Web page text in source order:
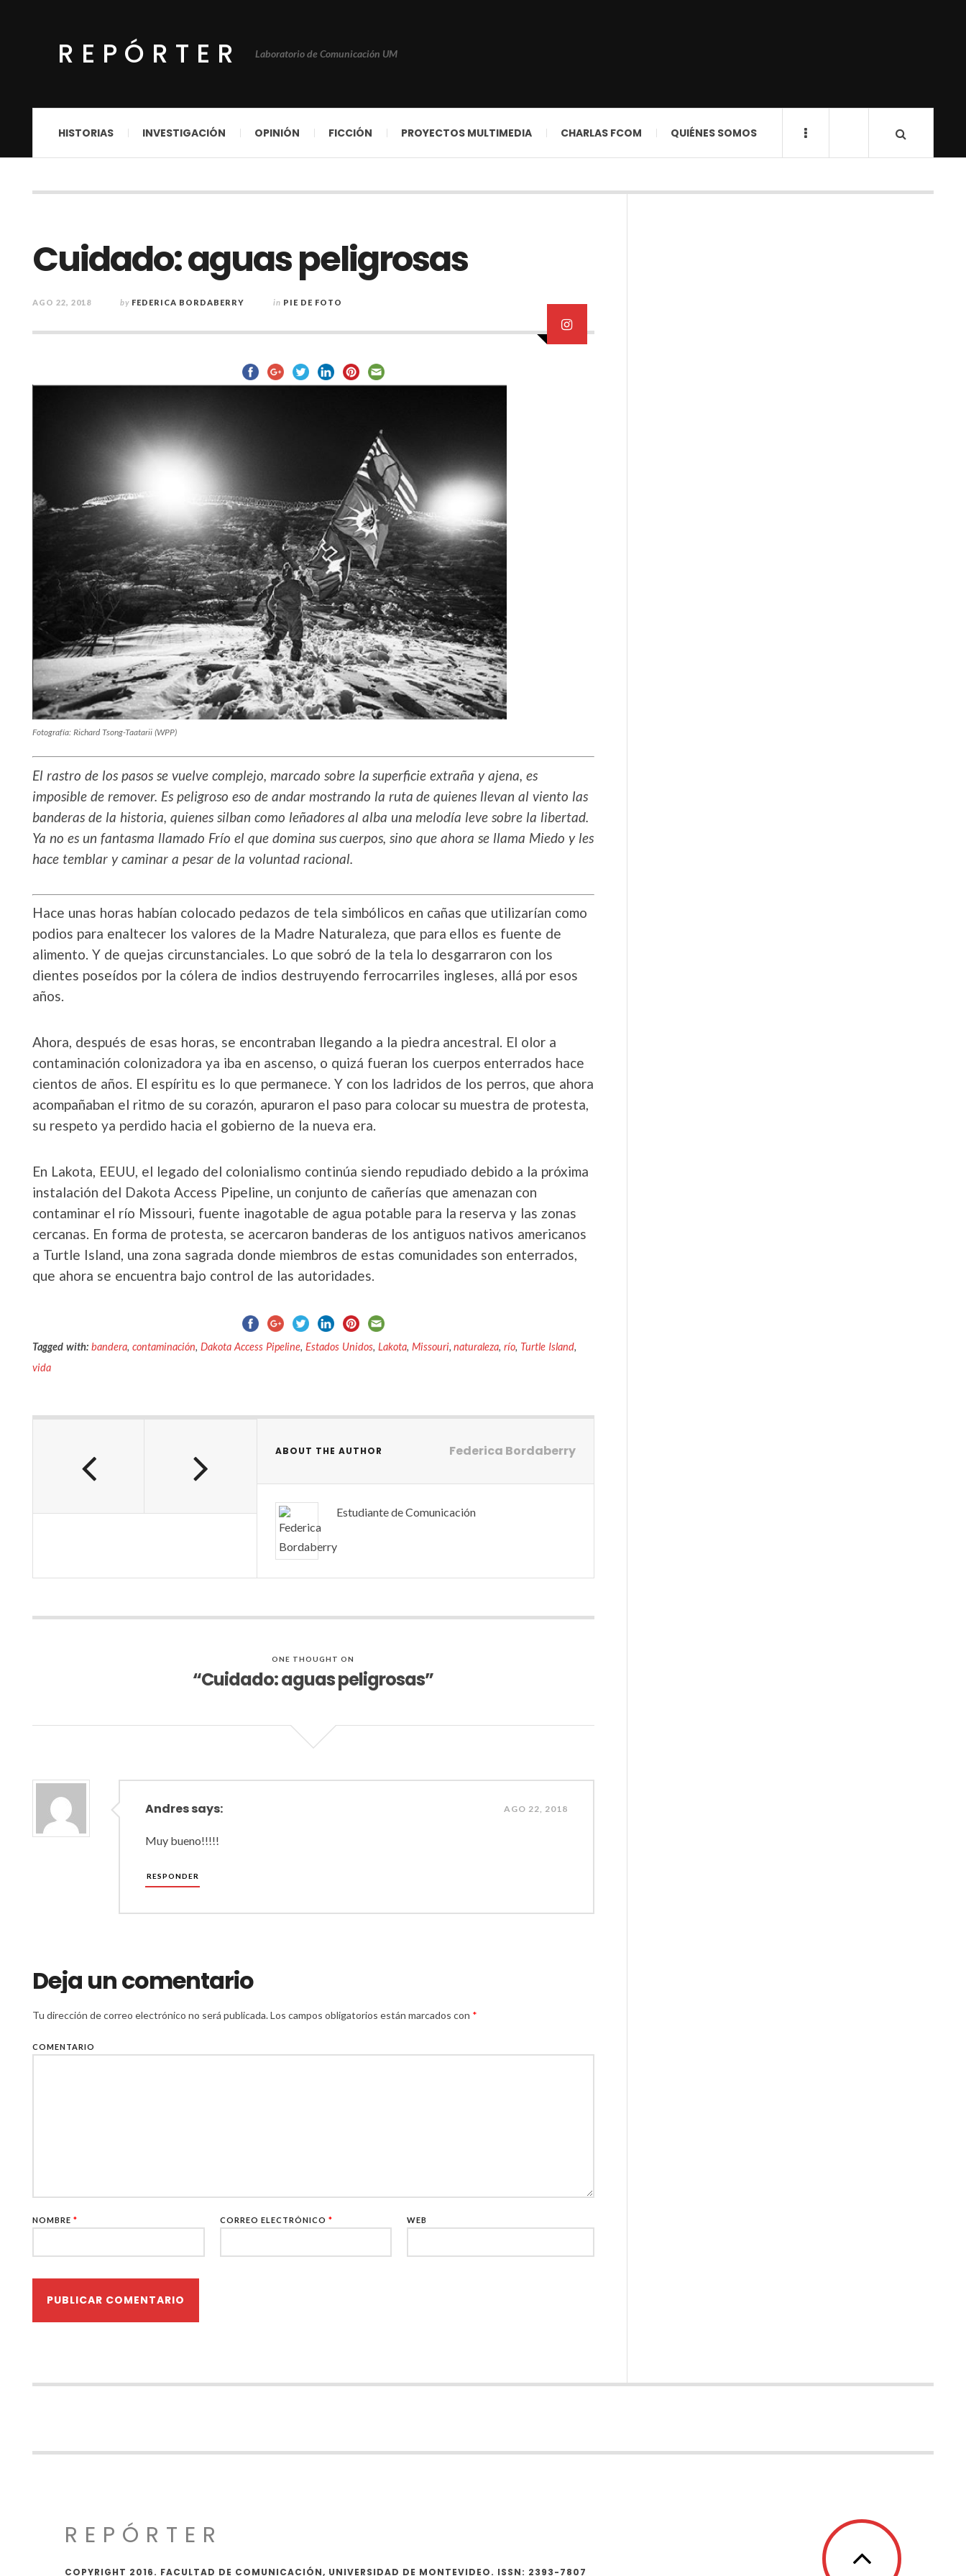
REPÓRTER Laboratorio de Comunicación UM
HISTORIAS INVESTIGACIÓN OPINIÓN FICCIÓN PROYECTOS MULTIMEDIA CHARLAS FCOM QUIÉNES SOMOS
Cuidado: aguas peligrosas
AGO 22, 2018 by FEDERICA BORDABERRY in PIE DE FOTO
Fotografía: Richard Tsong-Taatarii (WPP)
El rastro de los pasos se vuelve complejo, marcado sobre la superficie extraña y ajena, es
imposible de remover. Es peligroso eso de andar mostrando la ruta de quienes llevan al viento las
banderas de la historia, quienes silban como leñadores al alba una melodía leve sobre la libertad.
Ya no es un fantasma llamado Frío el que domina sus cuerpos, sino que ahora se llama Miedo y les
hace temblar y caminar a pesar de la voluntad racional.
Hace unas horas habían colocado pedazos de tela simbólicos en cañas que utilizarían como
podios para enaltecer los valores de la Madre Naturaleza, que para ellos es fuente de
alimento. Y de quejas circunstanciales. Lo que sobró de la tela lo desgarraron con los
dientes poseídos por la cólera de indios destruyendo ferrocarriles ingleses, allá por esos
años.
Ahora, después de esas horas, se encontraban llegando a la piedra ancestral. El olor a
contaminación colonizadora ya iba en ascenso, o quizá fueran los cuerpos enterrados hace
cientos de años. El espíritu es lo que permanece. Y con los ladridos de los perros, que ahora
acompañaban el ritmo de su corazón, apuraron el paso para colocar su muestra de protesta,
su respeto ya perdido hacia el gobierno de la nueva era.
En Lakota, EEUU, el legado del colonialismo continúa siendo repudiado debido a la próxima
instalación del Dakota Access Pipeline, un conjunto de cañerías que amenazan con
contaminar el río Missouri, fuente inagotable de agua potable para la reserva y las zonas
cercanas. En forma de protesta, se acercaron banderas de los antiguos nativos americanos
a Turtle Island, una zona sagrada donde miembros de estas comunidades son enterrados,
que ahora se encuentra bajo control de las autoridades.
Tagged with: bandera, contaminación, Dakota Access Pipeline, Estados Unidos, Lakota, Missouri,naturaleza,río, Turtle Island,
vida
ABOUT THE AUTHOR Federica Bordaberry
Estudiante de Comunicación
ONE THOUGHT ON
“Cuidado: aguas peligrosas”
Andres says: AGO 22, 2018
Muy bueno!!!!!
RESPONDER
Deja un comentario
Tu dirección de correo electrónico no será publicada.Los campos obligatorios están marcados con *
COMENTARIO
NOMBRE * CORREO ELECTRÓNICO * WEB
REPÓRTER
COPYRIGHT 2016. FACULTAD DE COMUNICACIÓN, UNIVERSIDAD DE MONTEVIDEO. ISSN: 2393-7807